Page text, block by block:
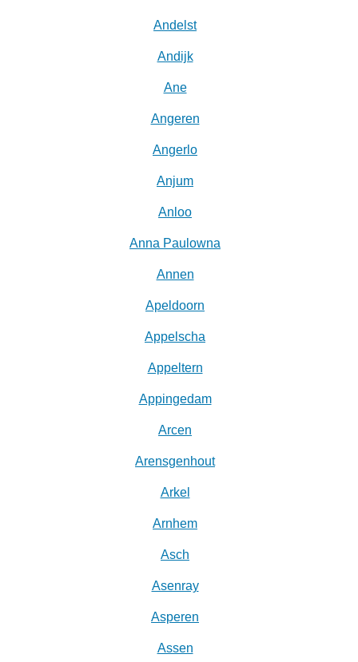
Andelst
Andijk
Ane
Angeren
Angerlo
Anjum
Anloo
Anna Paulowna
Annen
Apeldoorn
Appelscha
Appeltern
Appingedam
Arcen
Arensgenhout
Arkel
Arnhem
Asch
Asenray
Asperen
Assen